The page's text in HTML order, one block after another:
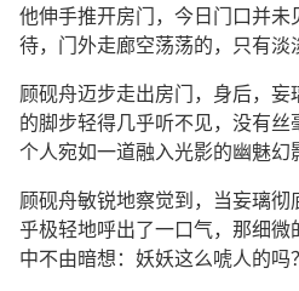
他伸手推开房门，今日门口并
待，门外走廊空荡荡的，只有淡
顾砚舟迈步走出房门，身后，
的脚步轻得几乎听不见，没有
个人宛如一道融入光影的幽魅幻
顾砚舟敏锐地察觉到，当妄璃
乎极轻地呼出了一口气，那细
中不由暗想：妖妖这么唬人的吗？